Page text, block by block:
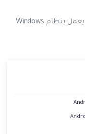
نقل الملفات من Android إلى الكمبيوتر يعمل بنظام Windows